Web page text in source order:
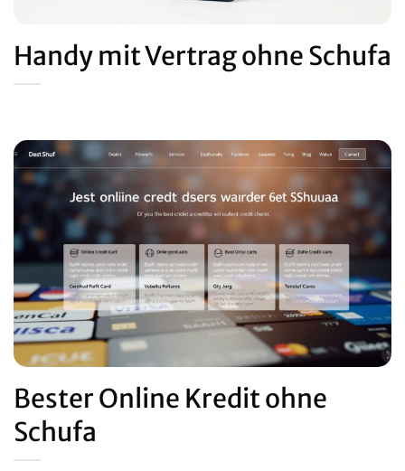
Handy mit Vertrag ohne Schufa
Bester Online Kredit ohne
Schufa